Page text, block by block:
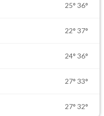
25° 36°
22° 37°
24° 36°
27° 33°
27° 32°